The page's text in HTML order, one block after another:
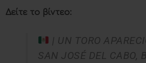
Δείτε το βίντεο:
| UN TORO
SAN JOSÉ DEL CABO,